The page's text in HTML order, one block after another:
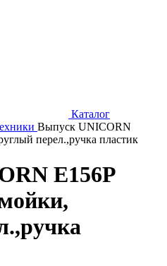
Каталог
Выпуск UNICORN
перел.,ручка пластик
E156P